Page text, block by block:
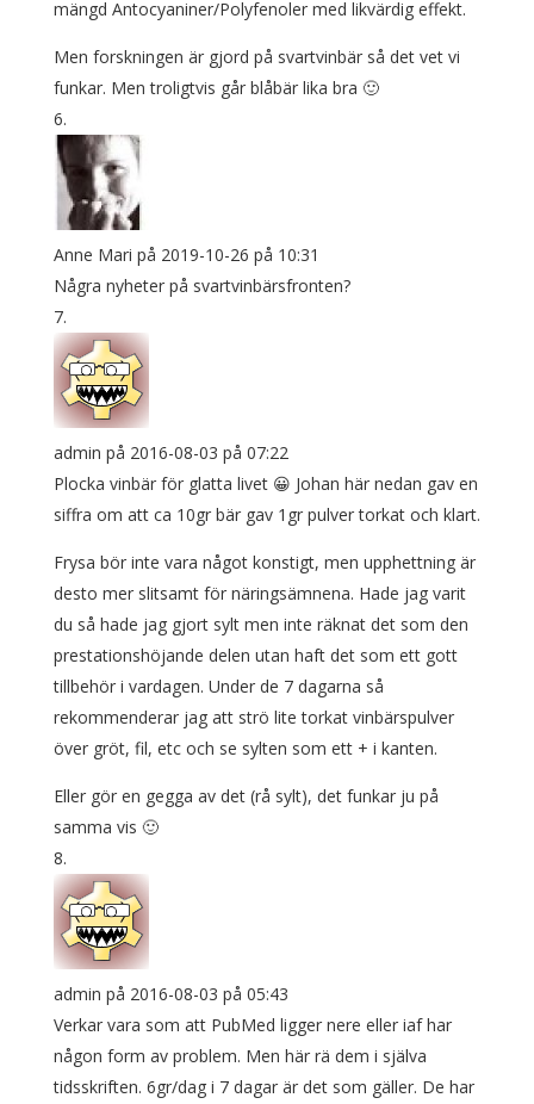
mängd Antocyaniner/Polyfenoler med likvärdig effekt.
Men forskningen är gjord på svartvinbär så det vet vi
funkar. Men troligtvis går blåbär lika bra 🙂
Anne Mari på 2019-10-26 på 10:31
Några nyheter på svartvinbärsfronten?
admin på 2016-08-03 på 07:22
Plocka vinbär för glatta livet 😀 Johan här nedan gav en
siffra om att ca 10gr bär gav 1gr pulver torkat och klart.
Frysa bör inte vara något konstigt, men upphettning är
desto mer slitsamt för näringsämnena. Hade jag varit
du så hade jag gjort sylt men inte räknat det som den
prestationshöjande delen utan haft det som ett gott
tillbehör i vardagen. Under de 7 dagarna så
rekommenderar jag att strö lite torkat vinbärspulver
över gröt, fil, etc och se sylten som ett + i kanten.
Eller gör en gegga av det (rå sylt), det funkar ju på
samma vis 🙂
admin på 2016-08-03 på 05:43
Verkar vara som att PubMed ligger nere eller iaf har
någon form av problem. Men här rä dem i själva
tidsskriften. 6gr/dag i 7 dagar är det som gäller. De har